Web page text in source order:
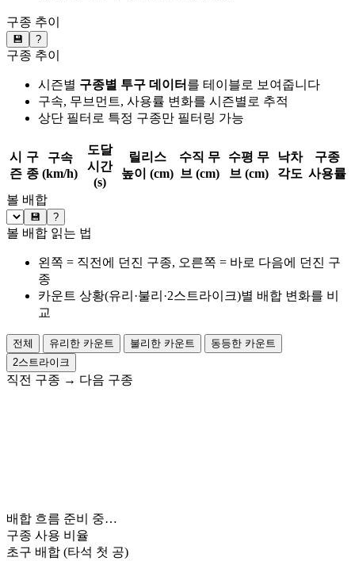
구종 추이
💾 ?
구종 추이
시즌별 구종별 투구 데이터 를 테이블로 보여줍니다
구속, 무브먼트, 사용률 변화를 시즌별로 추적
상단 필터로 특정 구종만 필터링 가능
시
즌
구
종
구속
(km/h)
도달
시간
(s)
릴리스
높이 (cm)
수직 무
브 (cm)
수평 무
브 (cm)
낙차
각도
구종
사용률
볼 배합
💾 ?
볼 배합 읽는 법
왼쪽 = 직전에 던진 구종, 오른쪽 = 바로 다음에 던진 구
종
카운트 상황(유리·불리·2스트라이크)별 배합 변화를 비
교
전체 유리한 카운트 불리한 카운트
동등한 카운트
2스트라이크
직전 구종 → 다음 구종
배합 흐름 준비 중…
구종 사용 비율
초구 배합 (타석 첫 공)